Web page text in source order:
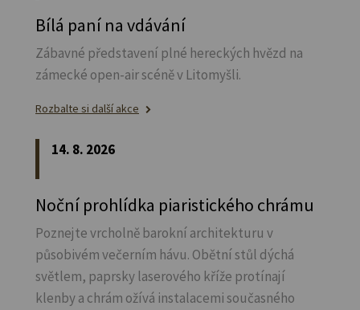
Bílá paní na vdávání
Zábavné představení plné hereckých hvězd na
zámecké open-air scéně v Litomyšli.
Rozbalte si další akce
14. 8. 2026
Noční prohlídka piaristického chrámu
Poznejte vrcholně barokní architekturu v
působivém večerním hávu. Obětní stůl dýchá
světlem, paprsky laserového kříže protínají
klenby a chrám ožívá instalacemi současného